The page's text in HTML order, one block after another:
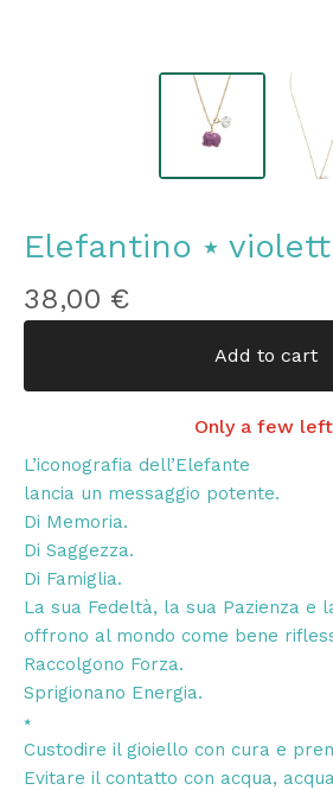
Elefantino ⭑
38,00 €
Add to cart
Only a few
L’iconografia dell’Elefante
lancia un messaggio potente.
Di Memoria.
Di Saggezza.
Di Famiglia.
La sua Fedeltà, la sua Pazienza e
offrono al mondo come bene
Raccolgono Forza.
Sprigionano Energia.
⭑
Custodire il gioiello con cura e
Evitare il contatto con acqua,